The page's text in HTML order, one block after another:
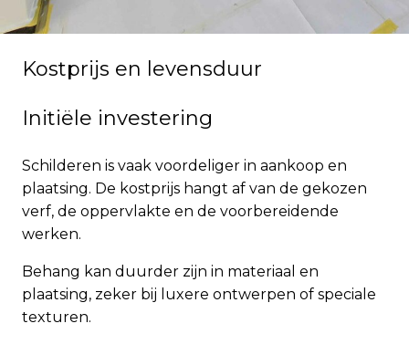
Kostprijs en levensduur
Initiële investering
Schilderen is vaak voordeliger in aankoop en
plaatsing. De kostprijs hangt af van de gekozen
verf, de oppervlakte en de voorbereidende
werken.
Behang kan duurder zijn in materiaal en
plaatsing, zeker bij luxere ontwerpen of speciale
texturen.